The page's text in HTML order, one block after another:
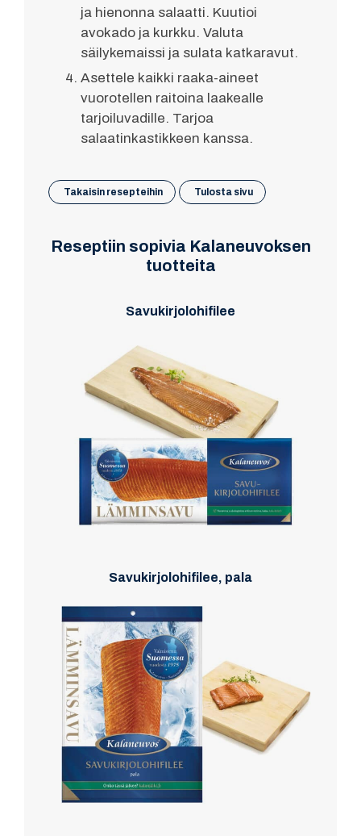
ja hienonna salaatti. Kuutioi
avokado ja kurkku. Valuta
säilykemaissi ja sulata katkaravut.
Asettele kaikki raaka-aineet
vuorotellen raitoina laakealle
tarjoiluvadille. Tarjoa
salaatinkastikkeen kanssa.
Takaisin resepteihin Tulosta sivu
Reseptiin sopivia Kalaneuvoksen
tuotteita
Savukirjolohifilee
Savukirjolohifilee, pala